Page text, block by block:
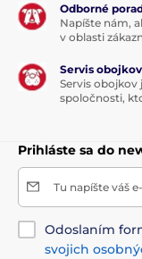
Odborné
Napíšte nám,
v oblasti
Servis obojkov
Servis
spoločnosti,
Prihláste sa do
Tu napíšte váš
Odoslaním
svojich